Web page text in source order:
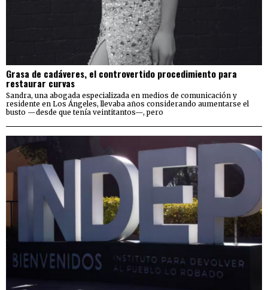
Grasa de cadáveres, el controvertido procedimiento para
restaurar curvas
Sandra, una abogada especializada en medios de comunicación y
residente en Los Ángeles, llevaba años considerando aumentarse el
busto —desde que tenía veintitantos—, pero